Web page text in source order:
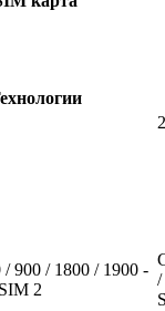
2
900 / 1800 / 1900 -
2
/